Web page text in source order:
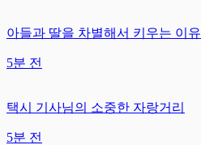
아들과 딸을 차별해서 키우는 이유
5분 전
택시 기사님의 소중한 자랑거리
5분 전